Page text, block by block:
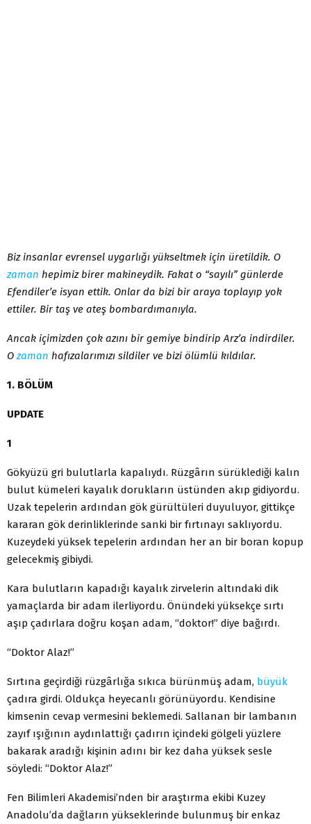
Biz insanlar evrensel uygarlığı yükseltmek için üretildik. O
zaman hepimiz birer makineydik. Fakat o “sayılı” günlerde
Efendiler’e isyan ettik. Onlar da bizi bir araya toplayıp yok
ettiler. Bir taş ve ateş bombardımanıyla.
Ancak içimizden çok azını bir gemiye bindirip Arz’a indirdiler.
O zaman hafızalarımızı sildiler ve bizi ölümlü kıldılar.
1. BÖLÜM
UPDATE
1
Gökyüzü gri bulutlarla kapalıydı. Rüzgârın sürüklediği kalın
bulut kümeleri kayalık dorukların üstünden akıp gidiyordu.
Uzak tepelerin ardından gök gürültüleri duyuluyor, gittikçe
kararan gök derinliklerinde sanki bir fırtınayı saklıyordu.
Kuzeydeki yüksek tepelerin ardından her an bir boran kopup
gelecekmiş gibiydi.
Kara bulutların kapadığı kayalık zirvelerin altındaki dik
yamaçlarda bir adam ilerliyordu. Önündeki yüksekçe sırtı
aşıp çadırlara doğru koşan adam, “doktor!” diye bağırdı.
“Doktor Alaz!”
Sırtına geçirdiği rüzgârlığa sıkıca bürünmüş adam, büyük
çadıra girdi. Oldukça heyecanlı görünüyordu. Kendisine
kimsenin cevap vermesini beklemedi. Sallanan bir lambanın
zayıf ışığının aydınlattığı çadırın içindeki gölgeli yüzlere
bakarak aradığı kişinin adını bir kez daha yüksek sesle
söyledi: “Doktor Alaz!”
Fen Bilimleri Akademisi’nden bir araştırma ekibi Kuzey
Anadolu’da dağların yükseklerinde bulunmuş bir enkaz